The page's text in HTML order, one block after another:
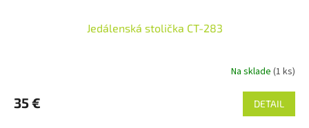
Jedálenská stolička CT-283
Na sklade (1 ks)
35 € DETAIL